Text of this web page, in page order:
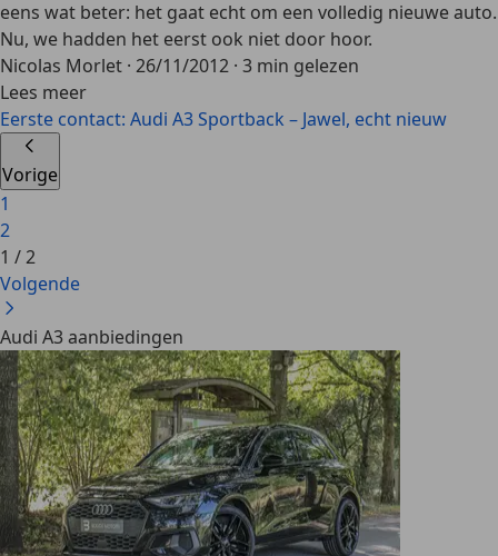
eens wat beter: het gaat echt om een volledig nieuwe auto.
Nu, we hadden het eerst ook niet door hoor.
Nicolas Morlet · 26/11/2012 · 3 min gelezen
Lees meer
Eerste contact: Audi A3 Sportback – Jawel, echt nieuw
Vorige
1
2
1 /2
Volgende
Audi A3 aanbiedingen